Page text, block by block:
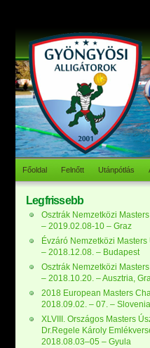
Főoldal Felnőtt Utánpótlás
Legfrissebb
Osztrák Nemzetközi
– 2019.02.08-10 – Graz
Évzáró Nemzetközi
– 2018.12.08. – Budapest
Osztrák Nemzetközi
– 2018.10.20. – Ausztria,
2018 European Masters
2018.09.02. – 07. –
XLVIII. Országos Masters
Dr.Regele Károly
2018.08.03–05 – Gyula